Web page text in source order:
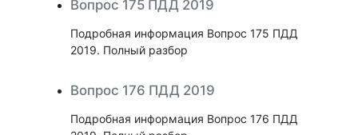
Вопрос 175 ПДД 2019
Подробная информация Вопрос 175 ПДД
2019. Полный разбор
Вопрос 176 ПДД 2019
Подробная информация Вопрос 176 ПДД